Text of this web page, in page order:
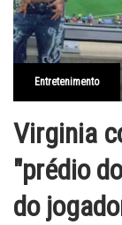
Entretenimento
Virginia
"prédio
do